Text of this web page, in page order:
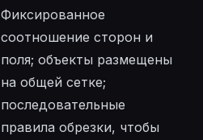
Фиксированное
соотношение сторон и
поля; объекты размещены
на общей сетке;
последовательные
правила обрезки, чтобы